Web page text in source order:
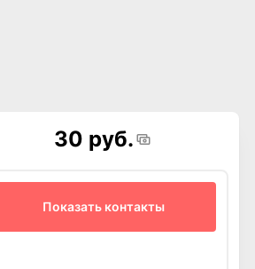
30 руб.
Показать контакты